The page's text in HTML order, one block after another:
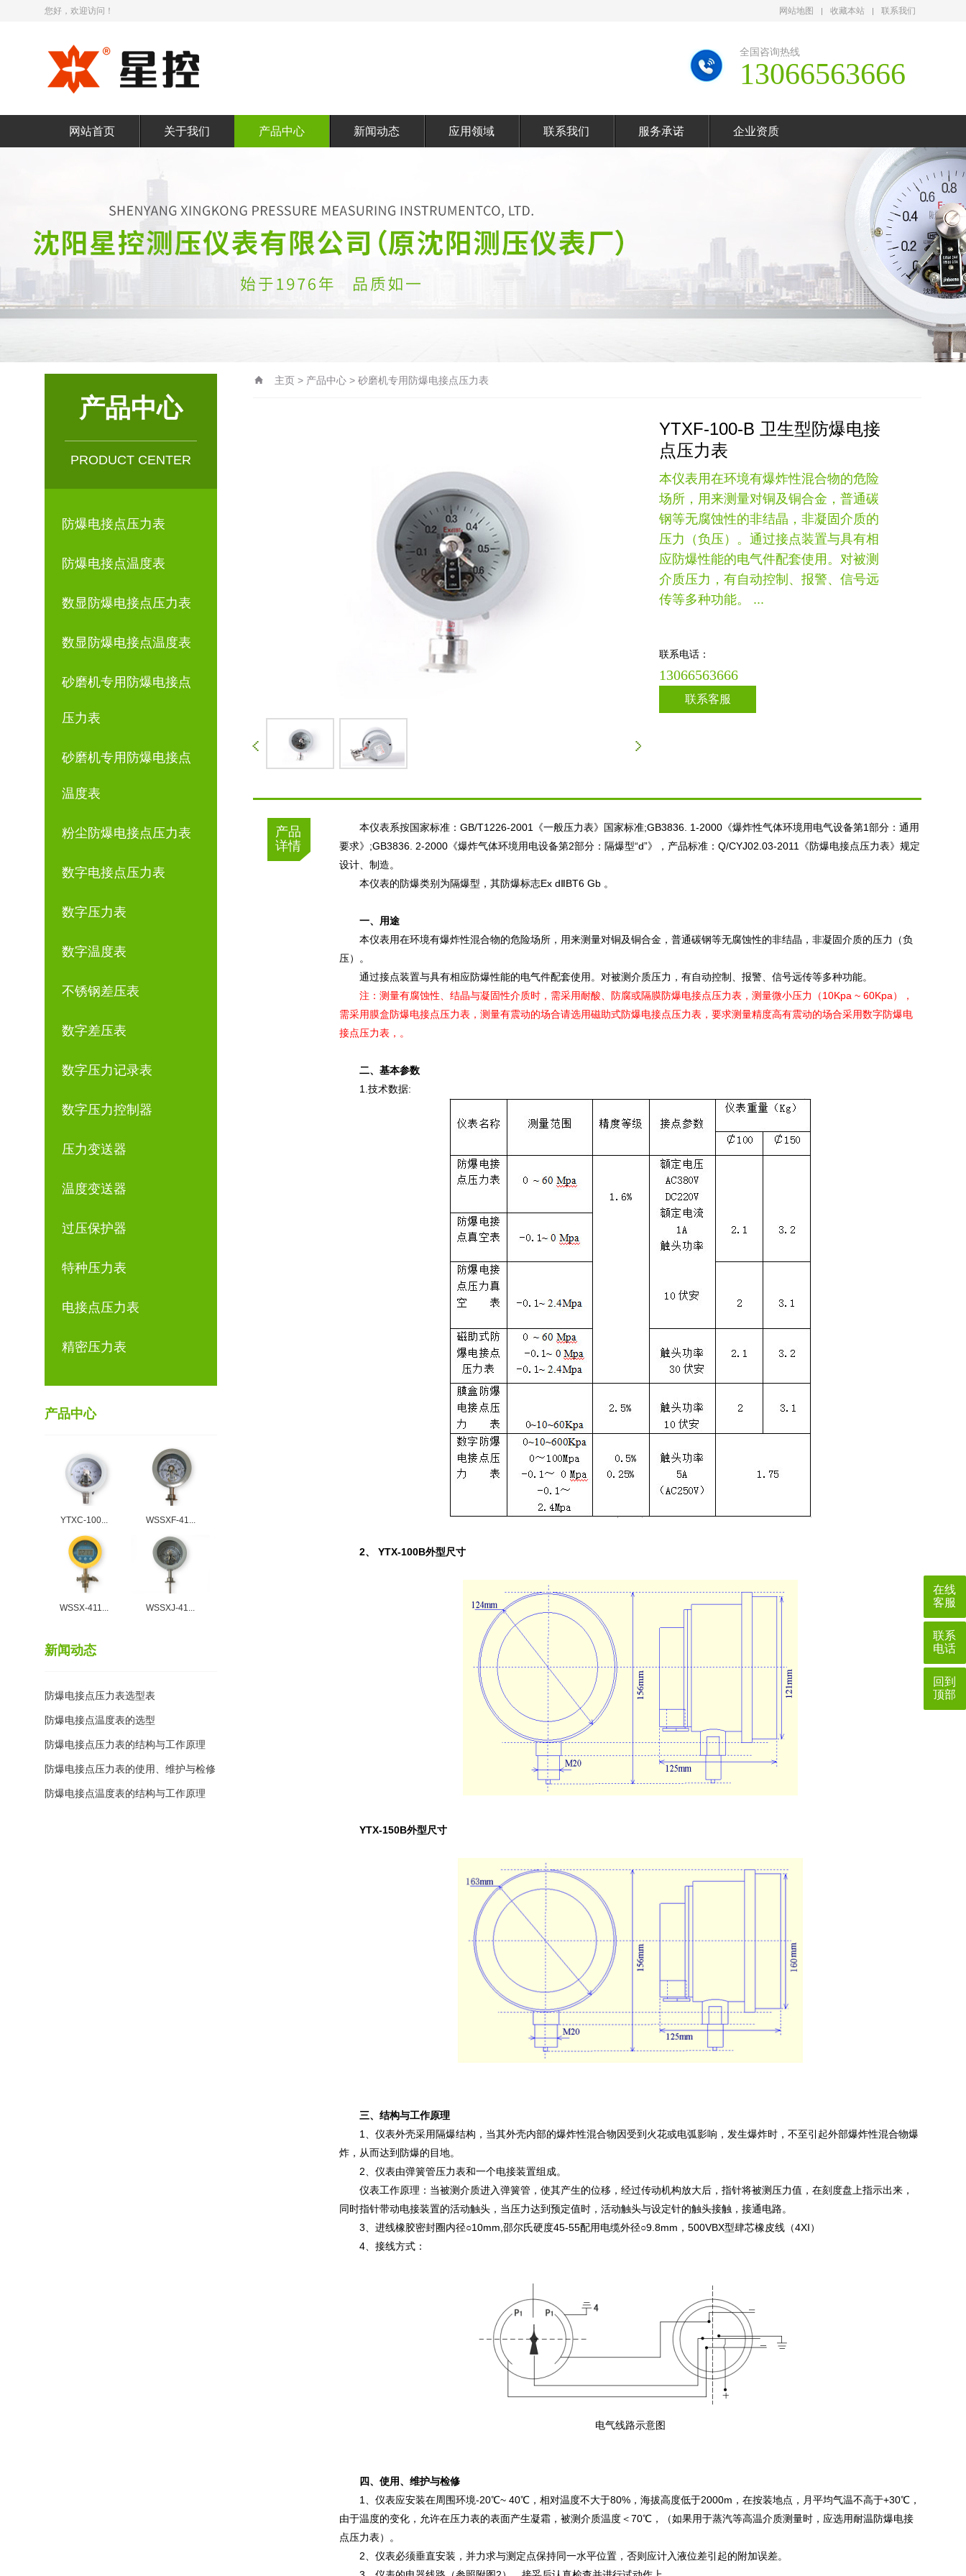
您好，欢迎访问！ 网站地图 收藏本站 联系我们
全国咨询热线
13066563666
网站首页 关于我们 产品中心 新闻动态 应用领域 联系我们 服务承诺 企业资质
产品中心
PRODUCT CENTER
防爆电接点压力表
防爆电接点温度表
数显防爆电接点压力表
数显防爆电接点温度表
砂磨机专用防爆电接点
压力表
砂磨机专用防爆电接点
温度表
粉尘防爆电接点压力表
数字电接点压力表
数字压力表
数字温度表
不锈钢差压表
数字差压表
数字压力记录表
数字压力控制器
压力变送器
温度变送器
过压保护器
特种压力表
电接点压力表
精密压力表
产品中心
YTXC-100... WSSXF-41...
WSSX-411... WSSXJ-41...
新闻动态
防爆电接点压力表选型表
防爆电接点温度表的选型
防爆电接点压力表的结构与工作原理
防爆电接点压力表的使用、维护与检修
防爆电接点温度表的结构与工作原理
主页 > 产品中心 > 砂磨机专用防爆电接点压力表
YTXF-100-B 卫生型防爆电接
点压力表
本仪表用在环境有爆炸性混合物的危险
场所，用来测量对铜及铜合金，普通碳
钢等无腐蚀性的非结晶，非凝固介质的
压力（负压）。通过接点装置与具有相
应防爆性能的电气件配套使用。对被测
介质压力，有自动控制、报警、信号远
传等多种功能。 ...
联系电话：
13066563666
联系客服
产品
详情
本仪表系按国家标准：GB/T1226-2001《一般压力表》国家标准;GB3836. 1-2000《爆炸性气体环境用电气设备第1部分：通用
要求》;GB3836. 2-2000《爆炸气体环境用电设备第2部分：隔爆型“d”》，产品标准：Q/CYJ02.03-2011《防爆电接点压力表》规定
设计、制造。
本仪表的防爆类别为隔爆型，其防爆标志Ex dⅡBT6 Gb 。
一、用途
本仪表用在环境有爆炸性混合物的危险场所，用来测量对铜及铜合金，普通碳钢等无腐蚀性的非结晶，非凝固介质的压力（负
压）。
通过接点装置与具有相应防爆性能的电气件配套使用。对被测介质压力，有自动控制、报警、信号远传等多种功能。
注：测量有腐蚀性、结晶与凝固性介质时，需采用耐酸、防腐或隔膜防爆电接点压力表，测量微小压力（10Kpa ~ 60Kpa），
需采用膜盒防爆电接点压力表，测量有震动的场合请选用磁助式防爆电接点压力表，要求测量精度高有震动的场合采用数字防爆电
接点压力表，。
二、基本参数
1.技术数据:
2、 YTX-100B外型尺寸
YTX-150B外型尺寸
三、结构与工作原理
1、仪表外壳采用隔爆结构，当其外壳内部的爆炸性混合物因受到火花或电弧影响，发生爆炸时，不至引起外部爆炸性混合物爆
炸，从而达到防爆的目地。
2、仪表由弹簧管压力表和一个电接装置组成。
仪表工作原理：当被测介质进入弹簧管，使其产生的位移，经过传动机构放大后，指针将被测压力值，在刻度盘上指示出来，
同时指针带动电接装置的活动触头，当压力达到预定值时，活动触头与设定针的触头接触，接通电路。
3、进线橡胶密封圈内径○10mm,邵尔氏硬度45-55配用电缆外径○9.8mm，500VBX型肆芯橡皮线（4XI）
4、接线方式：
电气线路示意图
四、使用、维护与检修
1、仪表应安装在周围环境-20℃~ 40℃，相对温度不大于80%，海拔高度低于2000m，在按装地点，月平均气温不高于+30℃，
由于温度的变化，允许在压力表的表面产生凝霜，被测介质温度＜70℃，（如果用于蒸汽等高温介质测量时，应选用耐温防爆电接
点压力表）。
2、仪表必须垂直安装，并力求与测定点保持同一水平位置，否则应计入液位差引起的附加误差。
在线
客服
联系
电话
回到
顶部